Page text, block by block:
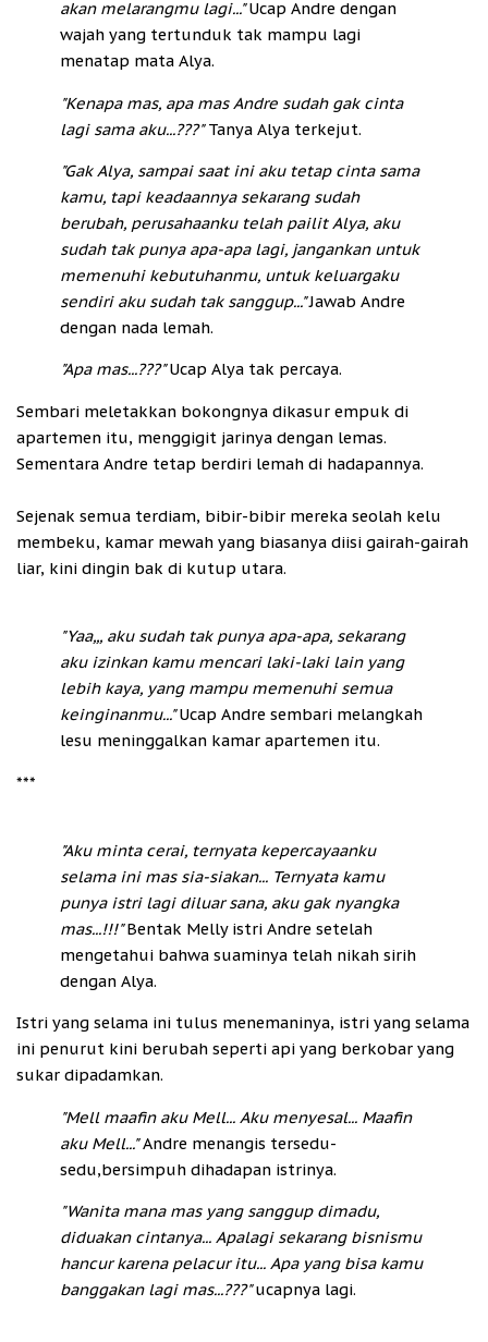
akan melarangmu lagi..."Ucap Andre dengan
wajah yang tertunduk tak mampu lagi
menatap mata Alya.
"Kenapa mas, apa mas Andre sudah gak cinta
lagi sama aku...???"Tanya Alya terkejut.
"Gak Alya, sampai saat ini aku tetap cinta sama
kamu, tapi keadaannya sekarang sudah
berubah, perusahaanku telah pailit Alya, aku
sudah tak punya apa-apa lagi, jangankan untuk
memenuhi kebutuhanmu, untuk keluargaku
sendiri aku sudah tak sanggup..."Jawab Andre
dengan nada lemah.
"Apa mas...???"Ucap Alya tak percaya.
Sembari meletakkan bokongnya dikasur empuk di
apartemen itu, menggigit jarinya dengan lemas.
Sementara Andre tetap berdiri lemah di hadapannya.
Sejenak semua terdiam, bibir-bibir mereka seolah kelu
membeku, kamar mewah yang biasanya diisi gairah-gairah
liar, kini dingin bak di kutup utara.
"Yaa,,, aku sudah tak punya apa-apa, sekarang
aku izinkan kamu mencari laki-laki lain yang
lebih kaya, yang mampu memenuhi semua
keinginanmu..."Ucap Andre sembari melangkah
lesu meninggalkan kamar apartemen itu.
***
"Aku minta cerai, ternyata kepercayaanku
selama ini mas sia-siakan... Ternyata kamu
punya istri lagi diluar sana, aku gak nyangka
mas...!!!"Bentak Melly istri Andre setelah
mengetahui bahwa suaminya telah nikah sirih
dengan Alya.
Istri yang selama ini tulus menemaninya, istri yang selama
ini penurut kini berubah seperti api yang berkobar yang
sukar dipadamkan.
"Mell maafin aku Mell... Aku menyesal... Maafin
aku Mell..."Andre menangis tersedu-
sedu,bersimpuh dihadapan istrinya.
"Wanita mana mas yang sanggup dimadu,
diduakan cintanya... Apalagi sekarang bisnismu
hancur karena pelacur itu... Apa yang bisa kamu
banggakan lagi mas...???"ucapnya lagi.